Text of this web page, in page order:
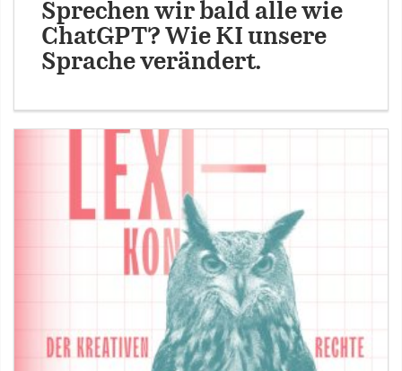
Sprechen wir bald alle wie
ChatGPT? Wie KI unsere
Sprache verändert.